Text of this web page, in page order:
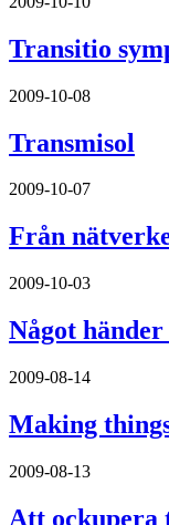
Transitio
2009-10-08
Transmisol
2009-10-07
Från
2009-10-03
Något
2009-08-14
Making
2009-08-13
Att ockupera